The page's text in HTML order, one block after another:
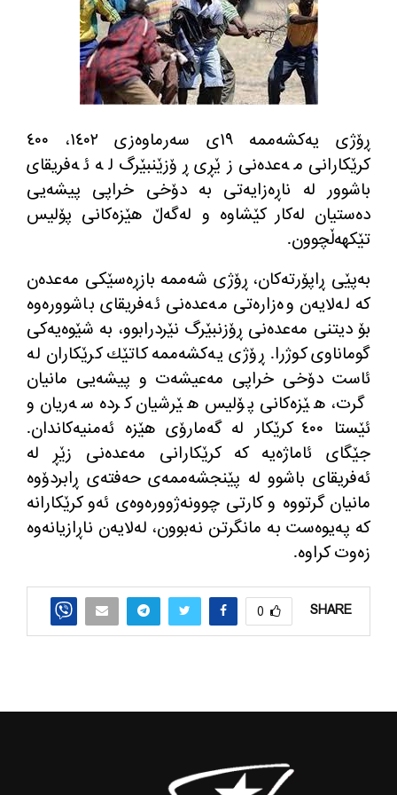
ڕۆژی یه‌كشه‌ممه‌ ١٩ی سه‌رماوه‌زی ١٤٠٢، ٤٠٠
كرێكارانی مه‌عده‌نی زێڕی ڕۆزێنبێرگ له‌ ئه‌فریقای
باشوور له‌ ناڕه‌زایه‌تی به‌ دۆخی خراپی پیشه‌یی
ده‌ستیان له‌كار كێشاوه‌ و له‌گه‌ڵ هێزه‌كانی پۆلیس
تێكهه‌ڵچوون.
به‌پێی ڕاپۆرته‌كان، ڕۆژی شه‌ممه‌ بازڕه‌سێكی مه‌عده‌ن
كه‌ له‌لایه‌ن وه‌زاره‌تی مه‌عده‌نی ئه‌فریقای باشووره‌وه‌
بۆ دیتنی مه‌عده‌نی ڕۆزنبێرگ نێردرابوو، به‌ شێوه‌یه‌كی
گوماناوی كوژرا. ڕۆژی یه‌كشه‌ممه‌ كاتێك كرێكاران له‌
ئاست دۆخی خراپی مه‌عیشه‌ت و پیشه‌یی مانیان
گرت، هێزه‌كانی پۆلیس هێرشیان كرده‌ سه‌ریان و
ئێستا ٤٠٠ كرێكار له‌ گه‌مارۆی هێزه‌ ئه‌منیه‌كاندان.
جێگای ئاماژه‌یه‌ كه‌ كرێكارانی مه‌عده‌نی زێڕ له‌
ئه‌فریقای باشوو له‌ پێنجشه‌ممه‌ی حه‌فته‌ی ڕابردۆوه‌
مانیان گرتووه‌ و كارتی چوونه‌ژووره‌وه‌ی ئه‌و كرێكارانه‌
كه‌ په‌یوه‌ست به‌ مانگرتن نه‌بوون، له‌لایه‌ن ناڕازیانه‌وه‌
زه‌وت كراوه‌.
SHARE
0